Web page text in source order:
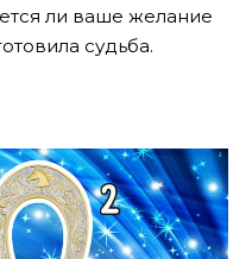
ли ваше желание
судьба.